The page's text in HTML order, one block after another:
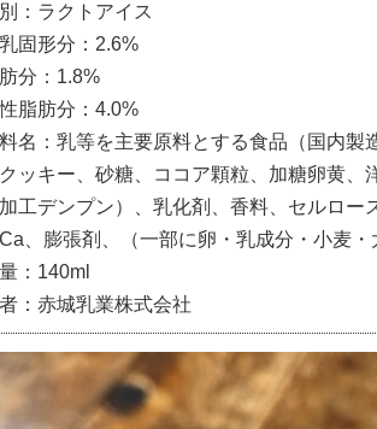
：ラクトアイス
固形分：2.6%
分：1.8%
脂肪分：4.0%
名：乳等を主要原料とする食品（国内
ッキー、砂糖、ココア顆粒、加糖卵黄
工デンプン）、乳化剤、香料、セルロー
、膨張剤、（一部に卵・乳成分・小麦・
：140ml
：赤城乳業株式会社